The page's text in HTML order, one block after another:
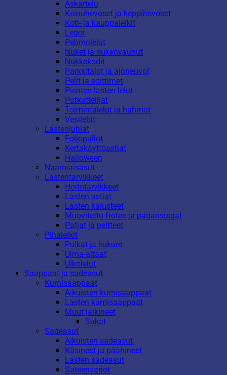
Askartelu
Keinuhevoset ja keppihevoset
Koti- ja kauppaleikit
Legot
Pehmolelut
Nuket ja nukenvaunut
Nukkekodit
Parkkitalot ja ajoneuvot
Pelit ja soittimet
Pienten lasten lelut
Potkuttelijat
Toimintalelut ja hahmot
Vesilelut
Lastenjuhlat
Foliopallot
Kertakäyttöastiat
Halloween
Naamiaisasut
Lastentarvikkeet
Hoitotarvikkeet
Lasten astiat
Lasten kalusteet
Muovitettu frotee ja patjansuojat
Patjat ja peitteet
Pihaleikit
Pulkat ja liukurit
Uima-altaat
Ulkolelut
Saappaat ja sadeasut
Kumisaappaat
Aikuisten kumisaappaat
Lasten kumisaappaat
Muut jalkineet
Sukat
Sadeasut
Aikuisten sadeasut
Käsineet ja päähineet
Lasten sadeasut
Sateenvarjot